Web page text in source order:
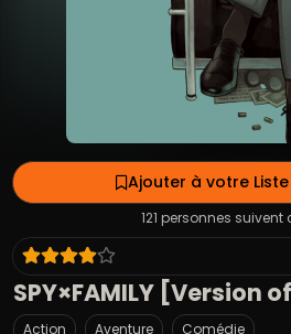
Ajouter à votre
121 personnes suivent
SPY×FAMILY [Version
Action Aventure Comédie